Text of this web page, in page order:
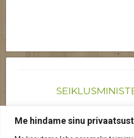
Me hindame sinu privaatsust
Reg nr: